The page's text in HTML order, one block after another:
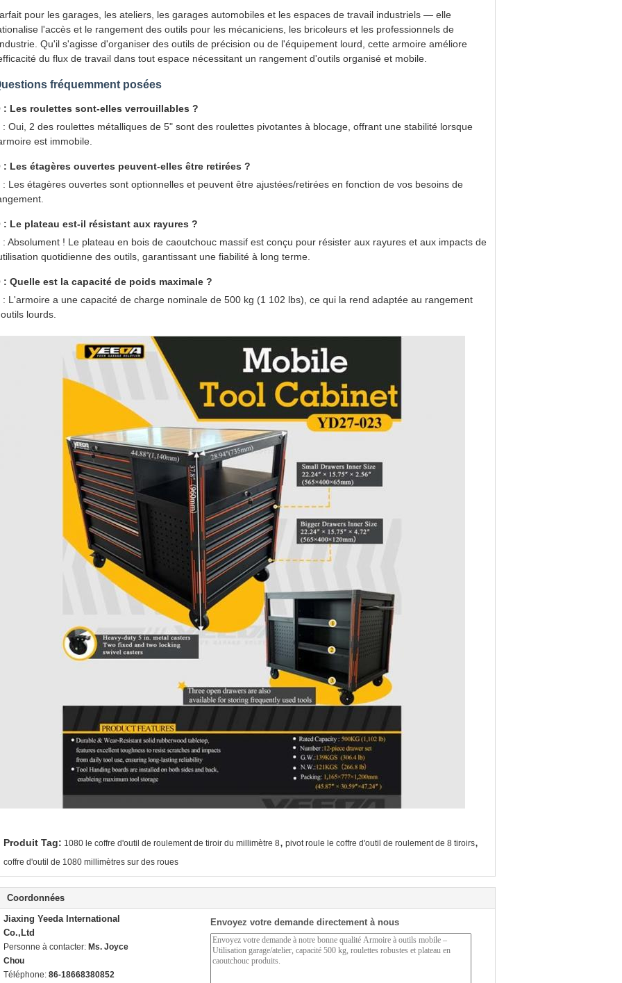
pour les garages, les ateliers, les garages automobiles et les espaces de travail industriels — elle
l'accès et le rangement des outils pour les mécaniciens, les bricoleurs et les professionnels de
Qu'il s'agisse d'organiser des outils de précision ou de l'équipement lourd, cette armoire améliore
du flux de travail dans tout espace nécessitant un rangement d'outils organisé et mobile.
fréquemment posées
: Les roulettes sont-elles verrouillables ?
: Oui, 2 des roulettes métalliques de 5" sont des roulettes pivotantes à blocage, offrant une stabilité lorsque
est immobile.
: Les étagères ouvertes peuvent-elles être retirées ?
: Les étagères ouvertes sont optionnelles et peuvent être ajustées/retirées en fonction de vos besoins de
: Le plateau est-il résistant aux rayures ?
: Absolument ! Le plateau en bois de caoutchouc massif est conçu pour résister aux rayures et aux impacts de
quotidienne des outils, garantissant une fiabilité à long terme.
: Quelle est la capacité de poids maximale ?
: L'armoire a une capacité de charge nominale de 500 kg (1 102 lbs), ce qui la rend adaptée au rangement
lourds.
Produit Tag: 1080 le coffre d'outil de roulement de tiroir du millimètre 8, pivot roule le coffre d'outil de roulement de 8 tiroirs,
coffre d'outil de 1080 millimètres sur des roues
Coordonnées
Jiaxing Yeeda International
Co.,Ltd
Personne à contacter: Ms. Joyce
Chou
Téléphone: 86-18668380852
Envoyez votre demande directement à nous